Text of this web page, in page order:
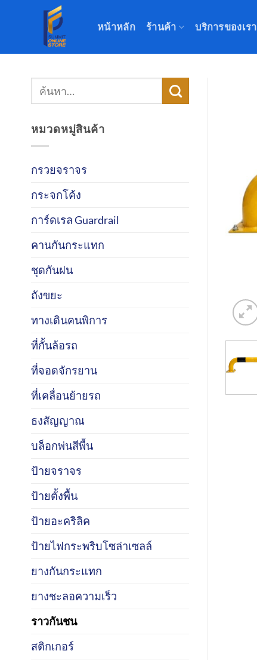
หน้าหลัก ร้านค้า บริการของเรา
ค้นหา:
หมวดหมู่สินค้า
กรวยจราจร
กระจกโค้ง
การ์ดเรล Guardrail
คานกันกระแทก
ชุดกันฝน
ถังขยะ
ทางเดินคนพิการ
ที่กั้นล้อรถ
ที่จอดจักรยาน
ที่เคลื่อนย้ายรถ
ธงสัญญาณ
บล็อกพ่นสีพื้น
ป้ายจราจร
ป้ายตั้งพื้น
ป้ายอะคริลิค
ป้ายไฟกระพริบโซล่าเซลล์
ยางกันกระแทก
ยางชะลอความเร็ว
ราวกันชน
สติกเกอร์